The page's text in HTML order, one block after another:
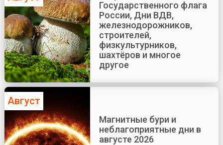
Государственного флага
России, Дни ВДВ,
железнодорожников,
строителей,
физкультурников,
шахтёров и многое
другое
Август
Магнитные бури и
неблагоприятные дни в
августе 2026